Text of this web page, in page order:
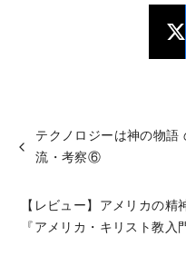
テクノロジーは神の物
流・考察⑥
【レビュー】アメリカの
『アメリカ・キリスト教入